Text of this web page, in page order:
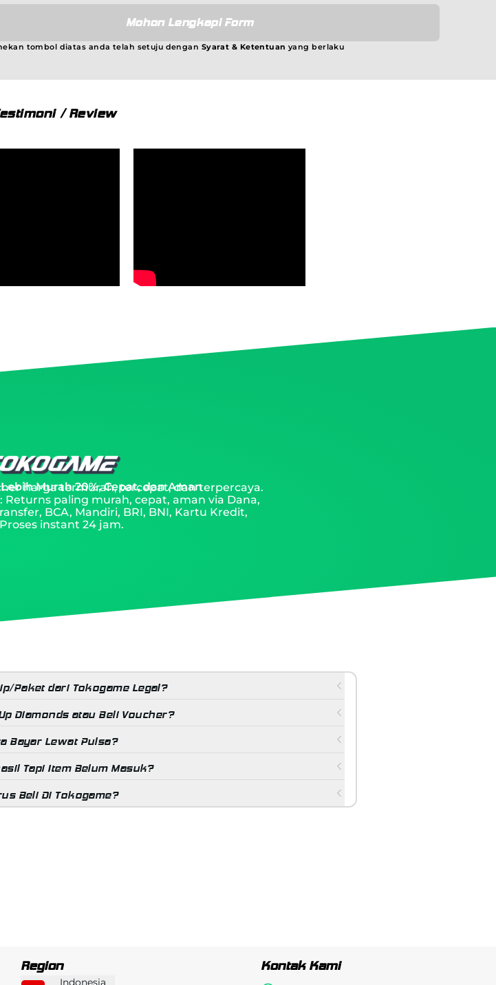
Mohon Lengkapi Form
tombol diatas anda telah setuju dengan Syarat & Ketentuan yang berlaku
/ Review
Murah 20%, Cepat, dan Aman
harga termurah, tercepat, dan terpercaya.
Returns paling murah, cepat, aman via Dana,
BCA, Mandiri, BRI, BNI, Kartu Kredit,
instant 24 jam.
Paket dari Tokogame Legal?
Diamonds atau Beli Voucher?
Bayar Lewat Pulsa?
Tapi Item Belum Masuk?
Beli Di Tokogame?
Region
Indonesia
Kontak Kami